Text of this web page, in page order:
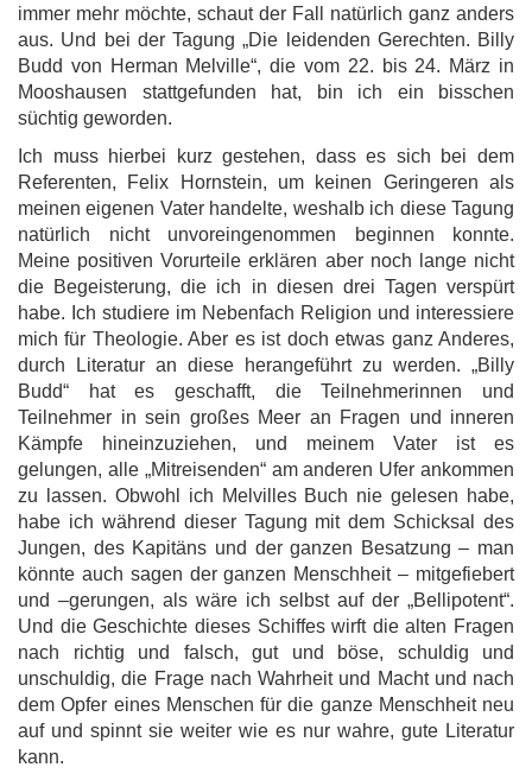
immer mehr möchte, schaut der Fall natürlich ganz anders
aus. Und bei der Tagung „Die leidenden Gerechten. Billy
Budd von Herman Melville“, die vom 22. bis 24. März in
Mooshausen stattgefunden hat, bin ich ein bisschen
süchtig geworden.
Ich muss hierbei kurz gestehen, dass es sich bei dem
Referenten, Felix Hornstein, um keinen Geringeren als
meinen eigenen Vater handelte, weshalb ich diese Tagung
natürlich nicht unvoreingenommen beginnen konnte.
Meine positiven Vorurteile erklären aber noch lange nicht
die Begeisterung, die ich in diesen drei Tagen verspürt
habe. Ich studiere im Nebenfach Religion und interessiere
mich für Theologie. Aber es ist doch etwas ganz Anderes,
durch Literatur an diese herangeführt zu werden. „Billy
Budd“ hat es geschafft, die Teilnehmerinnen und
Teilnehmer in sein großes Meer an Fragen und inneren
Kämpfe hineinzuziehen, und meinem Vater ist es
gelungen, alle „Mitreisenden“ am anderen Ufer ankommen
zu lassen. Obwohl ich Melvilles Buch nie gelesen habe,
habe ich während dieser Tagung mit dem Schicksal des
Jungen, des Kapitäns und der ganzen Besatzung – man
könnte auch sagen der ganzen Menschheit – mitgefiebert
und –gerungen, als wäre ich selbst auf der „Bellipotent“.
Und die Geschichte dieses Schiffes wirft die alten Fragen
nach richtig und falsch, gut und böse, schuldig und
unschuldig, die Frage nach Wahrheit und Macht und nach
dem Opfer eines Menschen für die ganze Menschheit neu
auf und spinnt sie weiter wie es nur wahre, gute Literatur
kann.